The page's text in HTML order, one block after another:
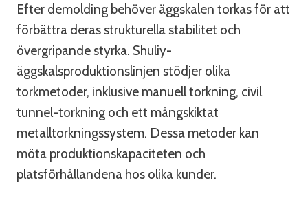
Efter demolding behöver äggskalen torkas för att
förbättra deras strukturella stabilitet och
övergripande styrka. Shuliy-
äggskalsproduktionslinjen stödjer olika
torkmetoder, inklusive manuell torkning, civil
tunnel-torkning och ett mångskiktat
metalltorkningssystem. Dessa metoder kan
möta produktionskapaciteten och
platsförhållandena hos olika kunder.